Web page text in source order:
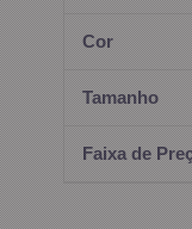
Cor
Tamanho
Faixa de